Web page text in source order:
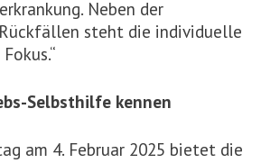
Neben der
steht die individuelle
Selbsthilfe kennen
am 4. Februar 2025 bietet die